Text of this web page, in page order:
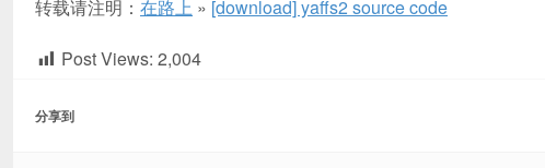
转载请注明： 在路上 » [download] yaffs2 source code
Post Views: 2,004
分享到